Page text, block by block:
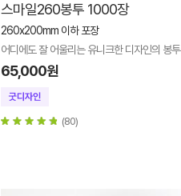
스마일260봉투 1000장
260x200mm 이하 포장
어디에도 잘 어울리는 유니크한 디자인의 봉투
65,000원
(80)